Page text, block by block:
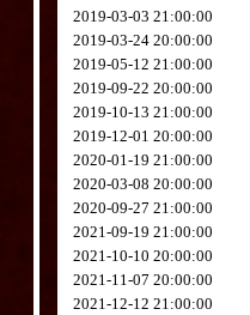
2019-03-03 21:00:00
2019-03-24 20:00:00
2019-05-12 21:00:00
2019-09-22 20:00:00
2019-10-13 21:00:00
2019-12-01 20:00:00
2020-01-19 21:00:00
2020-03-08 20:00:00
2020-09-27 21:00:00
2021-09-19 21:00:00
2021-10-10 20:00:00
2021-11-07 20:00:00
2021-12-12 21:00:00